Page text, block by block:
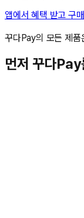
앱에서 혜택 받고 구매
꾸다Pay의 모든 제품
먼저 꾸다